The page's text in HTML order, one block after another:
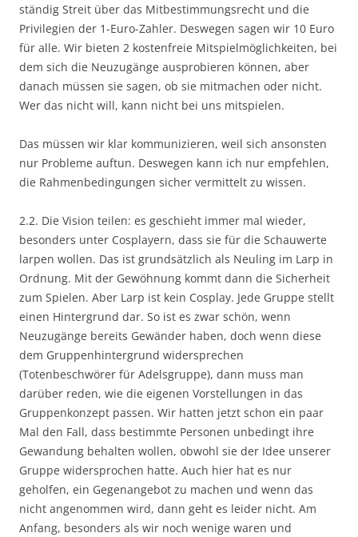
ständig Streit über das Mitbestimmungsrecht und die
Privilegien der 1-Euro-Zahler. Deswegen sagen wir 10 Euro
für alle. Wir bieten 2 kostenfreie Mitspielmöglichkeiten, bei
dem sich die Neuzugänge ausprobieren können, aber
danach müssen sie sagen, ob sie mitmachen oder nicht.
Wer das nicht will, kann nicht bei uns mitspielen.
Das müssen wir klar kommunizieren, weil sich ansonsten
nur Probleme auftun. Deswegen kann ich nur empfehlen,
die Rahmenbedingungen sicher vermittelt zu wissen.
2.2. Die Vision teilen: es geschieht immer mal wieder,
besonders unter Cosplayern, dass sie für die Schauwerte
larpen wollen. Das ist grundsätzlich als Neuling im Larp in
Ordnung. Mit der Gewöhnung kommt dann die Sicherheit
zum Spielen. Aber Larp ist kein Cosplay. Jede Gruppe stellt
einen Hintergrund dar. So ist es zwar schön, wenn
Neuzugänge bereits Gewänder haben, doch wenn diese
dem Gruppenhintergrund widersprechen
(Totenbeschwörer für Adelsgruppe), dann muss man
darüber reden, wie die eigenen Vorstellungen in das
Gruppenkonzept passen. Wir hatten jetzt schon ein paar
Mal den Fall, dass bestimmte Personen unbedingt ihre
Gewandung behalten wollen, obwohl sie der Idee unserer
Gruppe widersprochen hatte. Auch hier hat es nur
geholfen, ein Gegenangebot zu machen und wenn das
nicht angenommen wird, dann geht es leider nicht. Am
Anfang, besonders als wir noch wenige waren und